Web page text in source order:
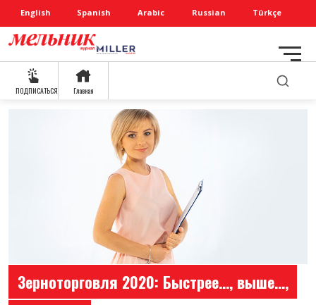
English Spanish Arabic Russian Türkçe
ПОДПИСАТЬСЯ Главная
Зерноторговля 2020: Быстрее…, выше…,